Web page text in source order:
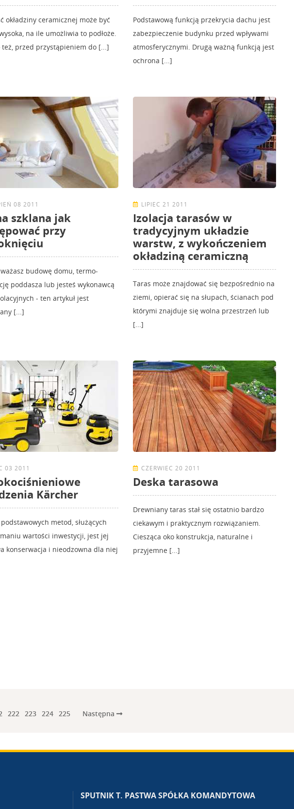
okładziny ceramicznej może być
na ile umożliwia to podłoże.
też, przed przystąpieniem do [...]
Podstawową funkcją przekrycia dachu jest
zabezpieczenie budynku przed wpływami
atmosferycznymi. Drugą ważną funkcją jest
ochrona [...]
08 2011
szklana jak
przy
budowę domu, termo-
poddasza lub jesteś wykonawcą
- ten artykuł jest
[...]
LIPIEC 21 2011
Izolacja tarasów w
tradycyjnym układzie
warstw, z wykończeniem
okładziną ceramiczną
Taras może znajdować się bezpośrednio na
ziemi, opierać się na słupach, ścianach pod
którymi znajduje się wolna przestrzeń lub
[...]
03 2011
Kärcher
podstawowych metod, służących
wartości inwestycji, jest jej
konserwacja i nieodzowna dla niej
CZERWIEC 20 2011
Deska tarasowa
Drewniany taras stał się ostatnio bardzo
ciekawym i praktycznym rozwiązaniem.
Ciesząca oko konstrukcja, naturalne i
przyjemne [...]
222 223 224 225 Następna
SPUTNIK T. PASTWA SPÓŁKA KOMANDYTOWA